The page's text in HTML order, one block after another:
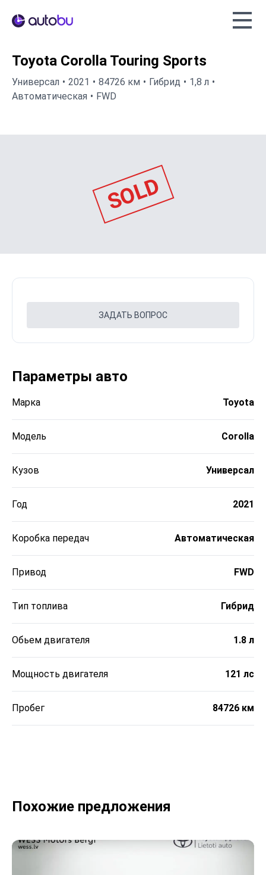
Autobu.eu
Toyota Corolla Touring Sports
Универсал 2021 84726 км Гибрид
1,8 л
Автоматическая
FWD
SOLD
ЗАДАТЬ ВОПРОС
Параметры авто
Марка Toyota
Модель Corolla
Кузов Универсал
Год 2021
Коробка передач Автоматическая
Привод FWD
Тип топлива Гибрид
Обьем двигателя 1.8 л
Мощность двигателя 121 лс
Пробег 84726 км
Похожие предложения